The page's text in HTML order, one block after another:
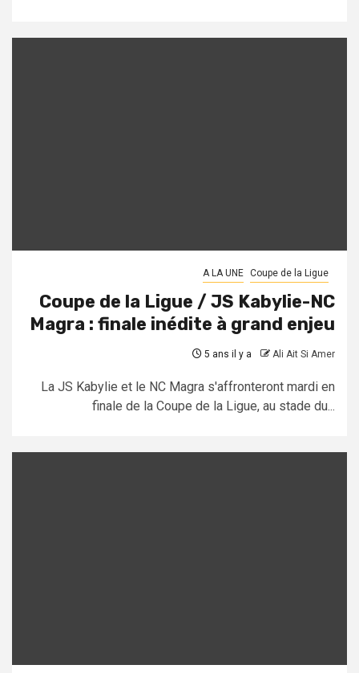
A LA UNE Coupe de la Ligue
Coupe de la Ligue / JS Kabylie-NC
Magra : finale inédite à grand enjeu
5 ans il y a Ali Ait Si Amer
La JS Kabylie et le NC Magra s'affronteront mardi en
finale de la Coupe de la Ligue, au stade du...